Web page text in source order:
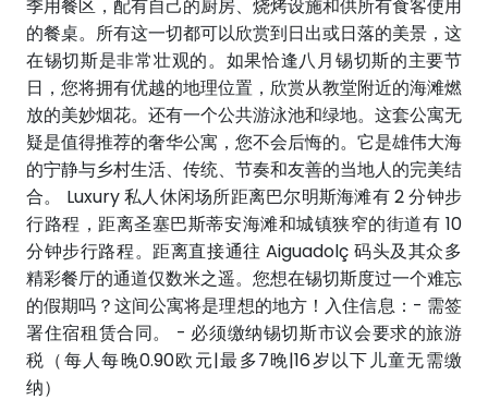
季用餐区，配有自己的厨房、烧烤设施和供所有食客使用
的餐桌。所有这一切都可以欣赏到日出或日落的美景，这
在锡切斯是非常壮观的。如果恰逢八月锡切斯的主要节
日，您将拥有优越的地理位置，欣赏从教堂附近的海滩燃
放的美妙烟花。还有一个公共游泳池和绿地。这套公寓无
疑是值得推荐的奢华公寓，您不会后悔的。它是雄伟大海
的宁静与乡村生活、传统、节奏和友善的当地人的完美结
合。 Luxury 私人休闲场所距离巴尔明斯海滩有 2 分钟步
行路程，距离圣塞巴斯蒂安海滩和城镇狭窄的街道有 10
分钟步行路程。距离直接通往 Aiguadolç 码头及其众多
精彩餐厅的通道仅数米之遥。您想在锡切斯度过一个难忘
的假期吗？这间公寓将是理想的地方！入住信息：- 需签
署住宿租赁合同。 - 必须缴纳锡切斯市议会要求的旅游
税（每人每晚0.90欧元|最多7晚|16岁以下儿童无需缴
纳）